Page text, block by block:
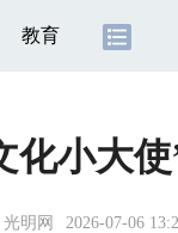
教育
化小大
光明网 2026-07-06